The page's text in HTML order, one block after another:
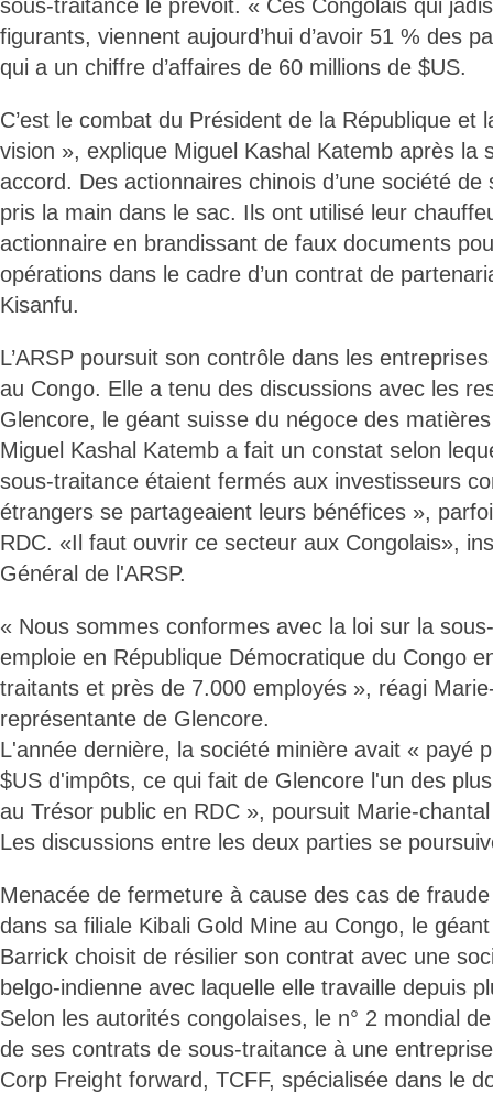
sous-traitance le prévoit. « Ces Congolais qui
figurants, viennent aujourd’hui d’avoir 51 % des
qui a un chiffre d’affaires de 60 millions de $US.
C’est le combat du Président de la République et
vision », explique Miguel Kashal Katemb après la
accord. Des actionnaires chinois d’une société
pris la main dans le sac. Ils ont utilisé leur
actionnaire en brandissant de faux documents
opérations dans le cadre d’un contrat de
Kisanfu.
L’ARSP poursuit son contrôle dans les
au Congo. Elle a tenu des discussions avec les
Glencore, le géant suisse du négoce des
Miguel Kashal Katemb a fait un constat selon
sous-traitance étaient fermés aux investisseurs
étrangers se partageaient leurs bénéfices »,
RDC. «Il faut ouvrir ce secteur aux Congolais»,
Général de l'ARSP.
« Nous sommes conformes avec la loi sur la
emploie en République Démocratique du Congo
traitants et près de 7.000 employés », réagi
représentante de Glencore.
L'année dernière, la société minière avait « payé
$US d'impôts, ce qui fait de Glencore l'un des
au Trésor public en RDC », poursuit Marie-
Les discussions entre les deux parties se
Menacée de fermeture à cause des cas de
dans sa filiale Kibali Gold Mine au Congo, le
Barrick choisit de résilier son contrat avec une
belgo-indienne avec laquelle elle travaille depuis
Selon les autorités congolaises, le n° 2 mondial
de ses contrats de sous-traitance à une
Corp Freight forward, TCFF, spécialisée dans le